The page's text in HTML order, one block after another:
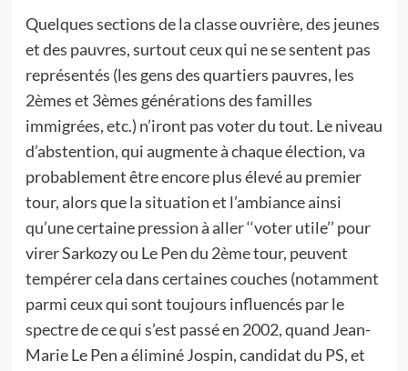
Quelques sections de la classe ouvrière, des jeunes
et des pauvres, surtout ceux qui ne se sentent pas
représentés (les gens des quartiers pauvres, les
2èmes et 3èmes générations des familles
immigrées, etc.) n’iront pas voter du tout. Le niveau
d’abstention, qui augmente à chaque élection, va
probablement être encore plus élevé au premier
tour, alors que la situation et l’ambiance ainsi
qu’une certaine pression à aller ‘‘voter utile’’ pour
virer Sarkozy ou Le Pen du 2ème tour, peuvent
tempérer cela dans certaines couches (notamment
parmi ceux qui sont toujours influencés par le
spectre de ce qui s’est passé en 2002, quand Jean-
Marie Le Pen a éliminé Jospin, candidat du PS, et